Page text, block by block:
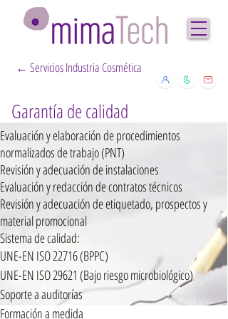
← Servicios Industria Cosmética
Garantía de calidad
Evaluación y elaboración de procedimientos
normalizados de trabajo (PNT)
Revisión y adecuación de instalaciones
Evaluación y redacción de contratos técnicos
Revisión y adecuación de etiquetado, prospectos y
material promocional
Sistema de calidad:
UNE-EN ISO 22716 (BPPC)
UNE-EN ISO 29621 (Bajo riesgo microbiológico)
Soporte a auditorías
Formación a medida